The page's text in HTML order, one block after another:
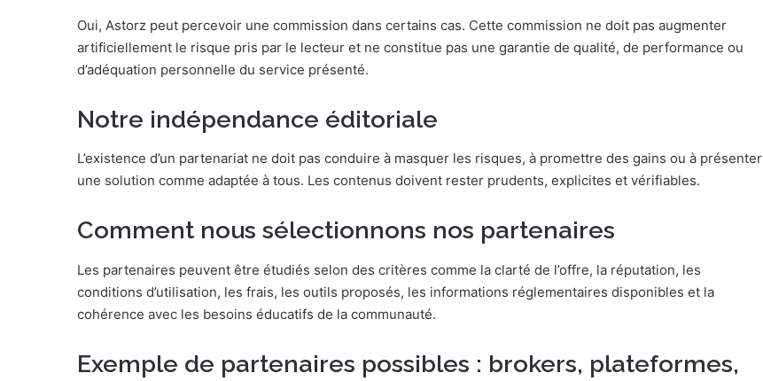
Oui, Astorz peut percevoir une commission dans certains cas. Cette commission ne doit pas augmenter
artificiellement le risque pris par le lecteur et ne constitue pas une garantie de qualité, de performance ou
d’adéquation personnelle du service présenté.
Notre indépendance éditoriale
L’existence d’un partenariat ne doit pas conduire à masquer les risques, à promettre des gains ou à présenter
une solution comme adaptée à tous. Les contenus doivent rester prudents, explicites et vérifiables.
Comment nous sélectionnons nos partenaires
Les partenaires peuvent être étudiés selon des critères comme la clarté de l’offre, la réputation, les
conditions d’utilisation, les frais, les outils proposés, les informations réglementaires disponibles et la
cohérence avec les besoins éducatifs de la communauté.
Exemple de partenaires possibles : brokers, plateformes,